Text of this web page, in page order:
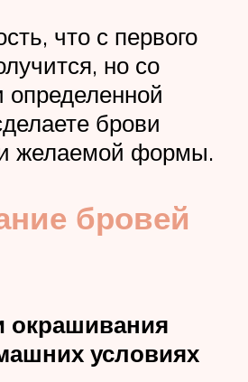
что с первого
но со
брови
желаемой формы.
бровей
окрашивания
условиях